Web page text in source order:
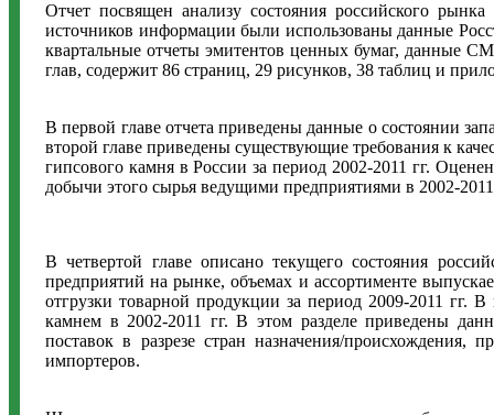
Отчет посвящен анализу состояния российского
источников информации были использованы данные
квартальные отчеты эмитентов ценных бумаг, данные
глав, содержит 86 страниц, 29 рисунков, 38 таблиц и
В первой главе отчета приведены данные о состоянии
второй главе приведены существующие требования к
гипсового камня в России за период 2002-2011 гг.
добычи этого сырья ведущими предприятиями в 2002-2011
В четвертой главе описано текущего состояния
предприятий на рынке, объемах и ассортименте
отгрузки товарной продукции за период 2009-2011 гг.
камнем в 2002-2011 гг. В этом разделе приведены
поставок в разрезе стран назначения/
импортеров.